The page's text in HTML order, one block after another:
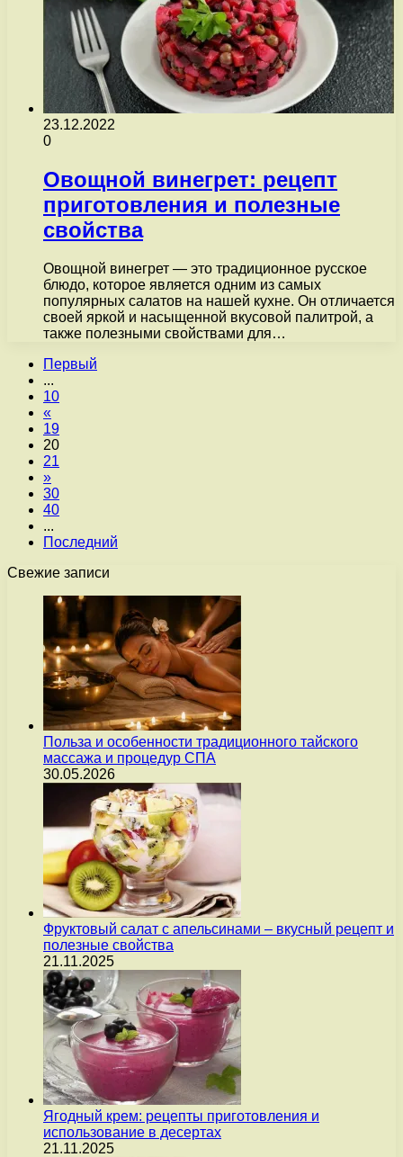
23.12.2022
0
Овощной винегрет: рецепт
приготовления и полезные
свойства
Овощной винегрет — это традиционное русское
блюдо, которое является одним из самых
популярных салатов на нашей кухне. Он отличается
своей яркой и насыщенной вкусовой палитрой, а
также полезными свойствами для…
Первый
...
10
«
19
20
21
»
30
40
...
Последний
Свежие записи
Польза и особенности традиционного тайского
массажа и процедур СПА
30.05.2026
Фруктовый салат с апельсинами – вкусный рецепт и
полезные свойства
21.11.2025
Ягодный крем: рецепты приготовления и
использование в десертах
21.11.2025